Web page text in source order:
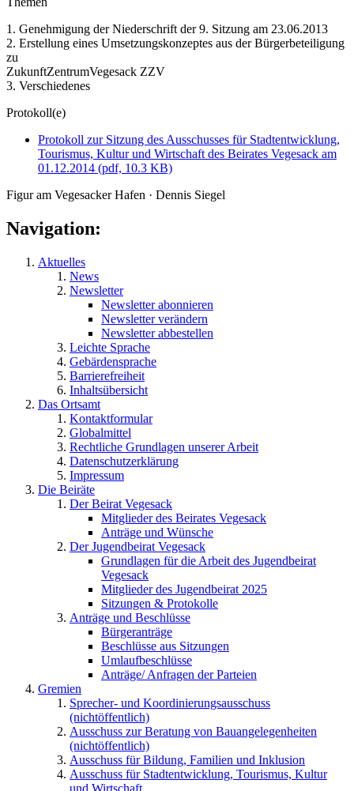
1. Genehmigung der Niederschrift der 9. Sitzung am 23.06.2013
2. Erstellung eines Umsetzungskonzeptes aus der Bürgerbeteiligung
zu
ZukunftZentrumVegesack ZZV
3. Verschiedenes
Protokoll(e)
Protokoll zur Sitzung des Ausschusses für Stadtentwicklung,
Tourismus, Kultur und Wirtschaft des Beirates Vegesack am
01.12.2014 (pdf, 10.3 KB)
Figur am Vegesacker Hafen · Dennis Siegel
Navigation:
Aktuelles
News
Newsletter
Newsletter abonnieren
Newsletter verändern
Newsletter abbestellen
Leichte Sprache
Gebärdensprache
Barrierefreiheit
Inhaltsübersicht
Das Ortsamt
Kontaktformular
Globalmittel
Rechtliche Grundlagen unserer Arbeit
Datenschutzerklärung
Impressum
Die Beiräte
Der Beirat Vegesack
Mitglieder des Beirates Vegesack
Anträge und Wünsche
Der Jugendbeirat Vegesack
Grundlagen für die Arbeit des Jugendbeirat
Vegesack
Mitglieder des Jugendbeirat 2025
Sitzungen & Protokolle
Anträge und Beschlüsse
Bürgeranträge
Beschlüsse aus Sitzungen
Umlaufbeschlüsse
Anträge/ Anfragen der Parteien
Gremien
Sprecher- und Koordinierungsausschuss
(nichtöffentlich)
Ausschuss zur Beratung von Bauangelegenheiten
(nichtöffentlich)
Ausschuss für Bildung, Familien und Inklusion
Ausschuss für Stadtentwicklung, Tourismus, Kultur
und Wirtschaft